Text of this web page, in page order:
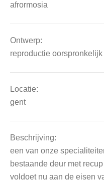
afrormosia
Ontwerp:
reproductie
Locatie:
gent
Beschrijving:
een van onze
bestaande deur met
voldoet nu aan de eisen